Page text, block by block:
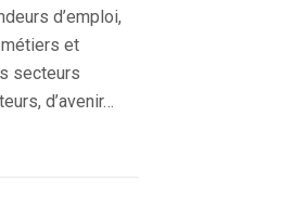
d’emploi,
et
secteurs
d’avenir…